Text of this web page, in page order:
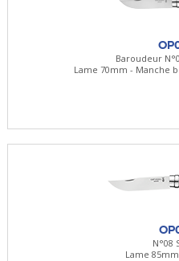
Baroudeur
Lame 70mm - Manche
N°08
Lame